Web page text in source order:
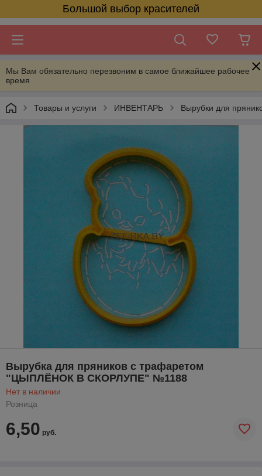
Большой выбор красителей
Мы Вам обязательно перезвоним в самое ближайшее рабочее
время
Товары и услуги ИНВЕНТАРЬ Вырубки для
Вырубка для пряников с трафаретом
"ЦЫПЛЁНОК В СКОРЛУПЕ" №1188
Нет в наличии
Розница
6,50 руб.